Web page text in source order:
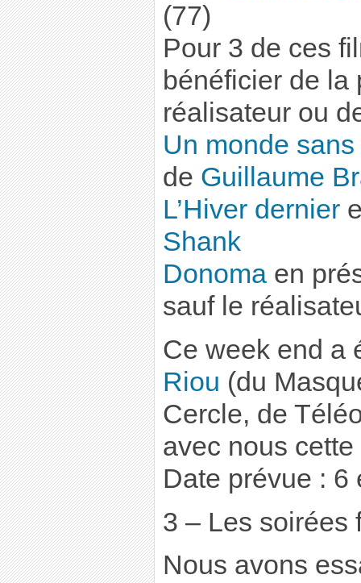
(77)
Pour 3 de ces
bénéficier de la
réalisateur ou
Un monde
de Guillaume
L’Hiver dernier
Shank
Donomaen
sauf le
Ce week end a
Riou (du
Cercle, de
avec nous
Date prévue : 6
3 – Les soirées
Nous avons